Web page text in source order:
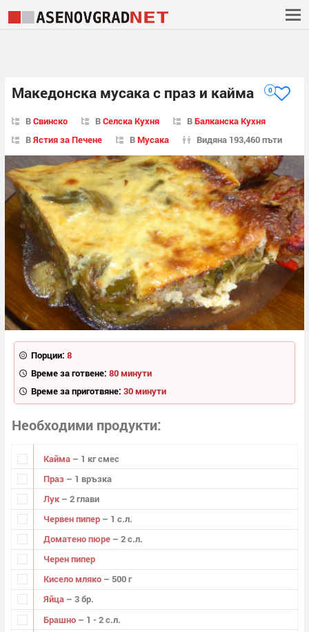
Македонска мусака с праз и кайма 0
ВСвинско ВСелска Кухня ВБалканска Кухня
ВЯстия за Печене ВМусака Видяна 193,460 пъти
Порции: 8
Време за готвене: 80 минути
Време за приготвяне: 30 минути
Необходими продукти
Кайма – 1 кг смес
Праз – 1 връзка
Лук – 2 глави
Червен пипер – 1 с.л.
Доматено пюре – 2 с.л.
Черен пипер
Кисело мляко – 500 г
Яйца – 3 бр.
Брашно – 1 - 2 с.л.